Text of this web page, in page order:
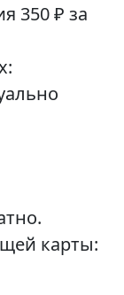
350 ₽ за
карты: